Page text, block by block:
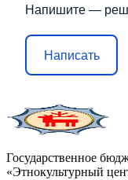
Напишите —
Написать
Государственное
«Этнокультурный